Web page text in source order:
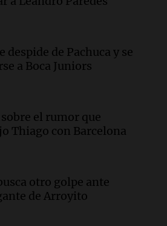
critica represión en
despide de Pachuca y se
a Boca Juniors
el rumor que
Thiago con Barcelona
otro golpe ante
de Arroyito